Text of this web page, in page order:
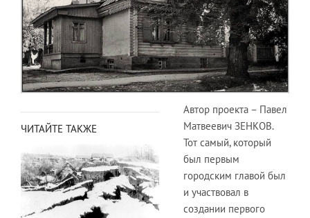
ЧИТАЙТЕ ТАКЖЕ
Автор проекта – Павел
Матвеевич ЗЕНКОВ.
Тот самый, который
был первым
городским главой был
и участвовал в
создании первого